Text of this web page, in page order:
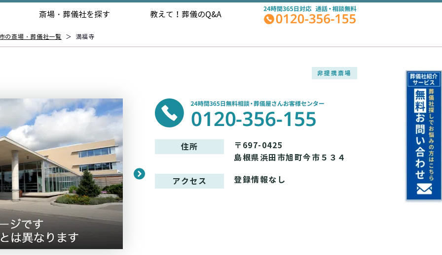
斎場・葬儀社を探す 教えて！ 葬儀のQ&A
の斎場・葬儀社一覧 ＞ 満福寺
非提携斎場
住所
〒697-0425
島根県浜田市旭町今市５３４
アクセス 登録情報なし